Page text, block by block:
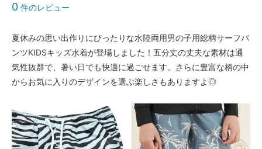
B柄〈color__S-12__〉
△ 残り僅か
C柄〈color__S-13__〉
○ 在庫有り
○ 在庫有り
E柄〈color__S-15__〉
SOLD OUT
× 売り切れ中
0 件のレビュー
夏休みの思い出作りにぴったりな水陸両用男の子用総柄サーフパ
ンツKIDSキッズ水着が登場しました！五分丈の丈夫な素材は通
気性抜群で、暑い日でも快適に過ごせます。さらに豊富な柄の中
からお気に入りのデザインを選ぶ楽しさもありますよ◎